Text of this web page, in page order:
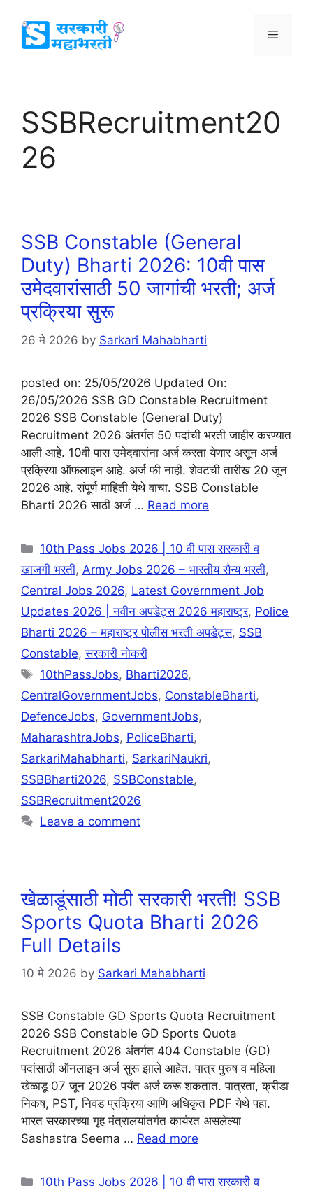
SSBRecruitment20
26
SSB Constable (General
Duty) Bharti 2026: 10वी पास
उमेदवारांसाठी 50 जागांची भरती; अर्ज
प्रक्रिया सुरू
26 मे 2026 by Sarkari Mahabharti
posted on: 25/05/2026 Updated On:
26/05/2026 SSB GD Constable Recruitment
2026 SSB Constable (General Duty)
Recruitment 2026 अंतर्गत 50 पदांची भरती जाहीर करण्यात
आली आहे. 10वी पास उमेदवारांना अर्ज करता येणार असून अर्ज
प्रक्रिया ऑफलाइन आहे. अर्ज फी नाही. शेवटची तारीख 20 जून
2026 आहे. संपूर्ण माहिती येथे वाचा. SSB Constable
Bharti 2026 साठी अर्ज … Read more
10th Pass Jobs 2026 | 10 वी पास सरकारी व
खाजगी भरती, Army Jobs 2026 – भारतीय सैन्य भरती,
Central Jobs 2026, Latest Government Job
Updates 2026 | नवीन अपडेट्स 2026 महाराष्ट्र, Police
Bharti 2026 – महाराष्ट्र पोलीस भरती अपडेट्स, SSB
Constable,सरकारी नोकरी
10thPassJobs, Bharti2026,
CentralGovernmentJobs, ConstableBharti,
DefenceJobs, GovernmentJobs,
MaharashtraJobs, PoliceBharti,
SarkariMahabharti, SarkariNaukri,
SSBBharti2026, SSBConstable,
SSBRecruitment2026
Leave a comment
खेळाडूंसाठी मोठी सरकारी भरती! SSB
Sports Quota Bharti 2026
Full Details
10 मे 2026 by Sarkari Mahabharti
SSB Constable GD Sports Quota Recruitment
2026 SSB Constable GD Sports Quota
Recruitment 2026 अंतर्गत 404 Constable (GD)
पदांसाठी ऑनलाइन अर्ज सुरू झाले आहेत. पात्र पुरुष व महिला
खेळाडू 07 जून 2026 पर्यंत अर्ज करू शकतात. पात्रता, क्रीडा
निकष, PST, निवड प्रक्रिया आणि अधिकृत PDF येथे पहा.
भारत सरकारच्या गृह मंत्रालयांतर्गत कार्यरत असलेल्या
Sashastra Seema … Read more
10th Pass Jobs 2026 | 10 वी पास सरकारी व